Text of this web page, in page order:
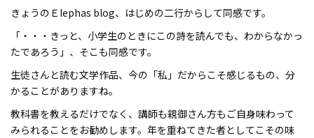
きょうのＥlephas blog、はじめの二行からして同感です。
「・・・きっと、小学生のときにこの詩を読んでも、わからなかっ
たであろう」、そこも同感です。
生徒さんと読む文学作品、今の「私」だからこそ感じるもの、分
かることがありますね。
教科書を教えるだけでなく、講師も親御さん方もご自身味わって
みられることをお勧めします。年を重ねてきた者としてこその味